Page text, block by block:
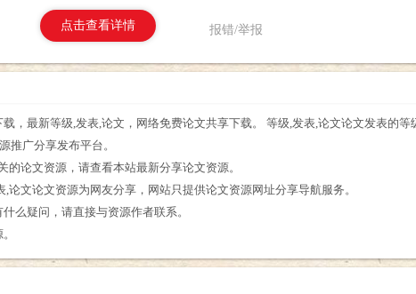
点击查看详情 报错/举报
，最新等级,发表,论文，网络免费论文共享下载。 等级,发表,论文论文发表的等
推广分享发布平台。
论文资源，请查看本站最新分享论文资源。
文论文资源为网友分享，网站只提供论文资源网址分享导航服务。
么疑问，请直接与资源作者联系。